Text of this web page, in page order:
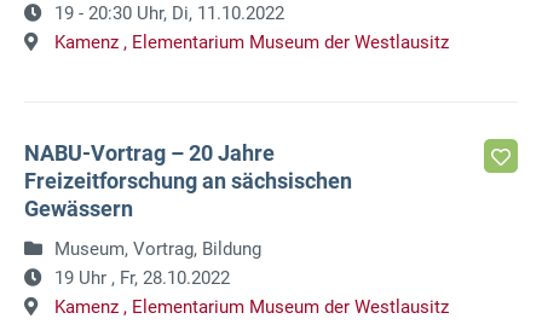
19 - 20:30 Uhr, Di, 11.10.2022
Kamenz , Elementarium Museum der Westlausitz
NABU-Vortrag – 20 Jahre
Freizeitforschung an sächsischen
Gewässern
Museum, Vortrag, Bildung
19 Uhr , Fr, 28.10.2022
Kamenz , Elementarium Museum der Westlausitz